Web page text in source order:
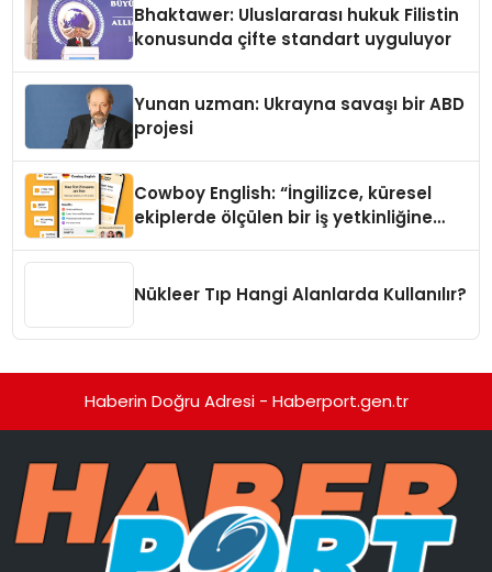
Bhaktawer: Uluslararası hukuk Filistin
konusunda çifte standart uyguluyor
Yunan uzman: Ukrayna savaşı bir ABD
projesi
Cowboy English: “İngilizce, küresel
ekiplerde ölçülen bir iş yetkinliğine
Nükleer Tıp Hangi Alanlarda Kullanılır?
Haberin Doğru Adresi - Haberport.gen.tr